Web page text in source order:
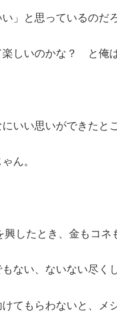
」と思っているのだ
しいのかな？ と俺
いい思いができたと
ん。
したとき、金もコネ
ない、ないない尽く
てもらわないと、メ